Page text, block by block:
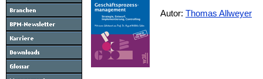
Autor: Thomas Allweyer